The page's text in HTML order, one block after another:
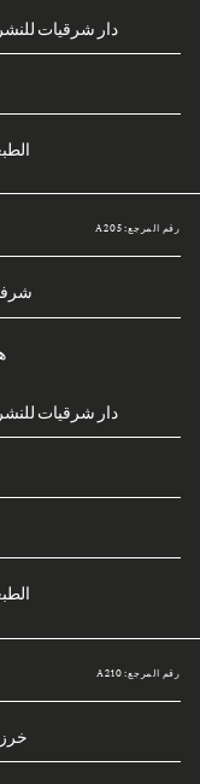
دار شرقيات
رقم المرجع: A205
دار شرقيات
رقم المرجع: A210